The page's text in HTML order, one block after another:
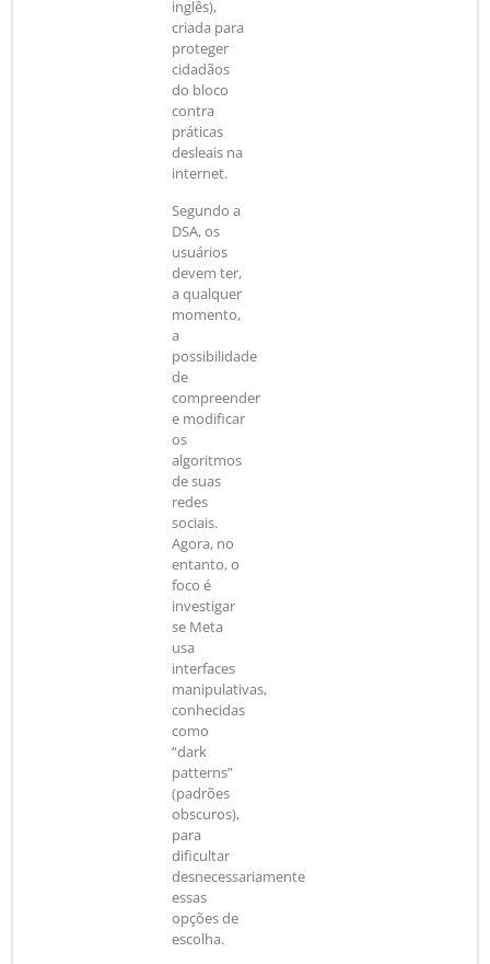
inglês),
criada para
proteger
cidadãos
do bloco
contra
práticas
desleais na
internet.
Segundo a
DSA, os
usuários
devem ter,
a qualquer
momento,
a
possibilidade
de
compreender
e modificar
os
algoritmos
de suas
redes
sociais.
Agora, no
entanto, o
foco é
investigar
se Meta
usa
interfaces
manipulativas,
conhecidas
como
“dark
patterns”
(padrões
obscuros),
para
dificultar
desnecessariamente
essas
opções de
escolha.